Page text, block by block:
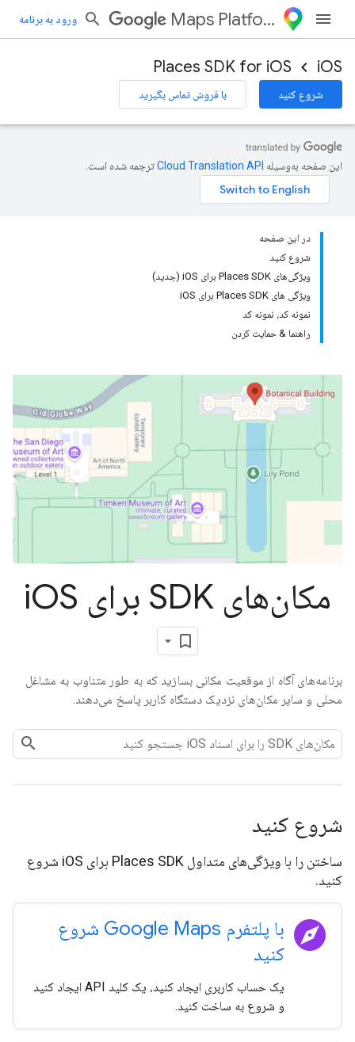
Maps Platform ورود به برنامه
iOS
Places SDK for iOS
شروع کنید با فروش تماس بگیرید
این صفحه به‌وسیله ترجمه شده است.
در این صفحه
شروع کنید
ویژگی‌های Places SDK برای iOS (جدید)
ویژگی های Places SDK برای iOS
نمونه کد، نمونه کد
راهنما & حمایت کردن
مکان‌های SDK برای i OS
برنامه‌های آگاه از موقعیت مکانی بسازید که به طور متناوب به مشاغل
محلی و سایر مکان‌های نزدیک دستگاه کاربر پاسخ می‌دهند.
شروع کنید
ساختن را با ویژگی‌های متداول Places SDK برای iOS شروع
کنید.
explore
با پلتفرم Google Maps شروع
کنید
یک حساب کاربری ایجاد کنید، یک کلید API ایجاد کنید
و شروع به ساخت کنید.